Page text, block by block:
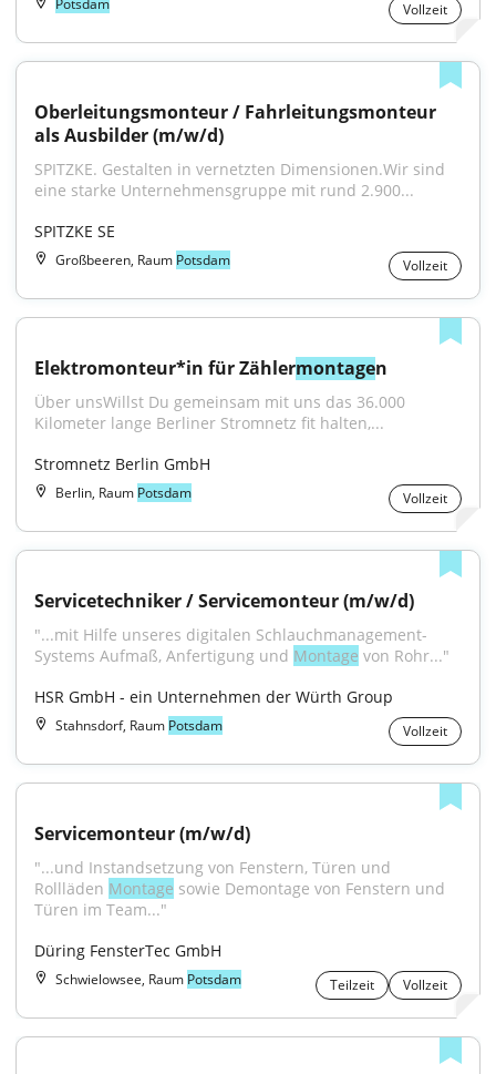
Potsdam Vollzeit
Oberleitungsmonteur / Fahrleitungsmonteur
als Ausbilder (m/w/d)
SPITZKE. Gestalten in vernetzten Dimensionen.Wir sind
eine starke Unternehmensgruppe mit rund 2.900...
SPITZKE SE
Großbeeren, Raum Potsdam Vollzeit
Elektromonteur*in für Zählermontagen
Über unsWillst Du gemeinsam mit uns das 36.000
Kilometer lange Berliner Stromnetz fit halten,...
Stromnetz Berlin GmbH
Berlin, Raum Potsdam Vollzeit
Servicetechniker / Servicemonteur (m/w/d)
"...mit Hilfe unseres digitalen Schlauchmanagement-
Systems Aufmaß, Anfertigung und Montage von Rohr..."
HSR GmbH - ein Unternehmen der Würth Group
Stahnsdorf, Raum Potsdam Vollzeit
Servicemonteur (m/w/d)
"...und Instandsetzung von Fenstern, Türen und
Rollläden Montage sowie Demontage von Fenstern und
Türen im Team..."
Düring FensterTec GmbH
Schwielowsee, Raum Potsdam Teilzeit Vollzeit